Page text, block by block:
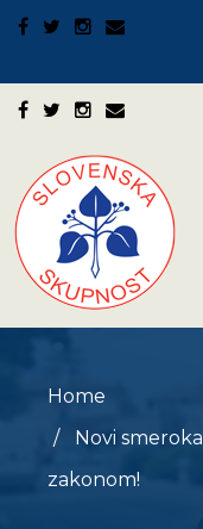
Home
Novi
zakonom!